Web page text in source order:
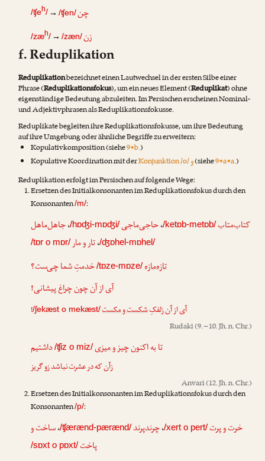
/ʧeh/ →/ʧen/چن
/zæh/ →/zæn/زن
f. Reduplikation
Reduplikationbezeichnet einen Lautwechsel in der ersten Silbe einer
Phrase (Reduplikationsfokus), um ein neues Element (Reduplikat) ohne
eigenständige Bedeutung abzuleiten. Im Persischen erscheinen Nominal-
und Adjektivphrasen als Reduplikationsfokusse.
Reduplikate begleiten ihre Reduplikationsfokusse, um ihre Bedeutung
auf ihre Umgebung oder ähnliche Begriffe zu erweitern:
Kopulativkomposition (siehe9•b.)
Kopulative Koordination mit derKonjunktion /o/و(siehe9•a•a.)
Reduplikation erfolgt im Persischen auf folgende Wege:
Ersetzen des Initialkonsonanten im Reduplikationsfokus durch den
Konsonanten/m/:
کتاب‌متاب /ketɒb-metɒb/،حاجی‌ماجی/hɒʤi-mɒʤi/،جاهل‌ماهل
/ʤɒhel-mɒhel/،تار و مار/tɒr o mɒr/
تازه‌مازه /tɒze-mɒze/خدمتِ شما چی‌ست؟
آی از آن چون چراغ پیشانی!
آی از آن زلفکِشکست و مکست/ʃekæst o mekæst/
!
Rudaki(9. – 10. Jh. n. Chr.)
تا به اکنونچیز و میزی/ʧiz o miz/داشتیم
زآن که در عشرت نباشد زو گریز
Anvari(12. Jh. n. Chr.)
Ersetzen des Initialkonsonanten im Reduplikationsfokus durch den
Konsonanten/p/:
خرت و پرت /xert o pert/،چرندپرند /ʧærænd-pærænd/،ساخت و
پاخت /sɒxt o pɒxt/